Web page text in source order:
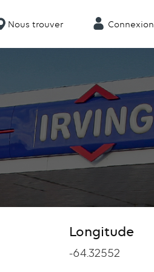
Nous trouver Connexion
Longitude
Longitude
-64.32552